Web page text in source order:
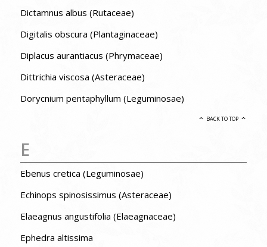
Dictamnus albus (Rutaceae)
Digitalis obscura (Plantaginaceae)
Diplacus aurantiacus (Phrymaceae)
Dittrichia viscosa (Asteraceae)
Dorycnium pentaphyllum (Leguminosae)
BACK TO TOP
E
Ebenus cretica (Leguminosae)
Echinops spinosissimus (Asteraceae)
Elaeagnus angustifolia (Elaeagnaceae)
Ephedra altissima